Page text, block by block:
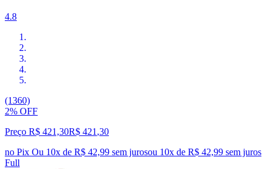
4.8
(1360)
2% OFF
Preço R$ 421,30R$ 421 ,30
no Pix Ou 10x de R$ 42,99 sem jurosou 10x de R$ 42,99 sem juros
Full